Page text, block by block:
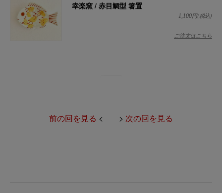
幸楽窯 / 赤目鯛型 箸置
1,100円(税込)
ご注文はこちら
前の回を見る < > 次の回を見る